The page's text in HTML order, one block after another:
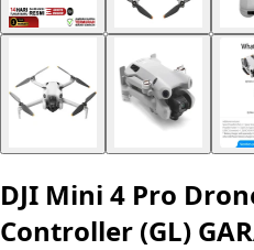
DJI Mini 4 Pro
Controller (GL)